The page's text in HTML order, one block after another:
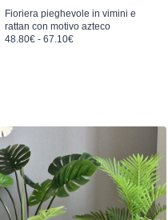
Fioriera pieghevole in vimini e
rattan con motivo azteco
48.80€ - 67.10€Fascia di prezzo: da 48.80€ a 67.10€